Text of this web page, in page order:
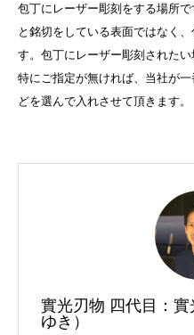
包丁にレーザー彫刻をする場所
と銘切をしている表面ではなく
す。包丁にレーザー彫刻されたい
特にご指定が無ければ、当社が
どを選んで入れさせて頂きます。
實光刃物 四代目：
ゆき）